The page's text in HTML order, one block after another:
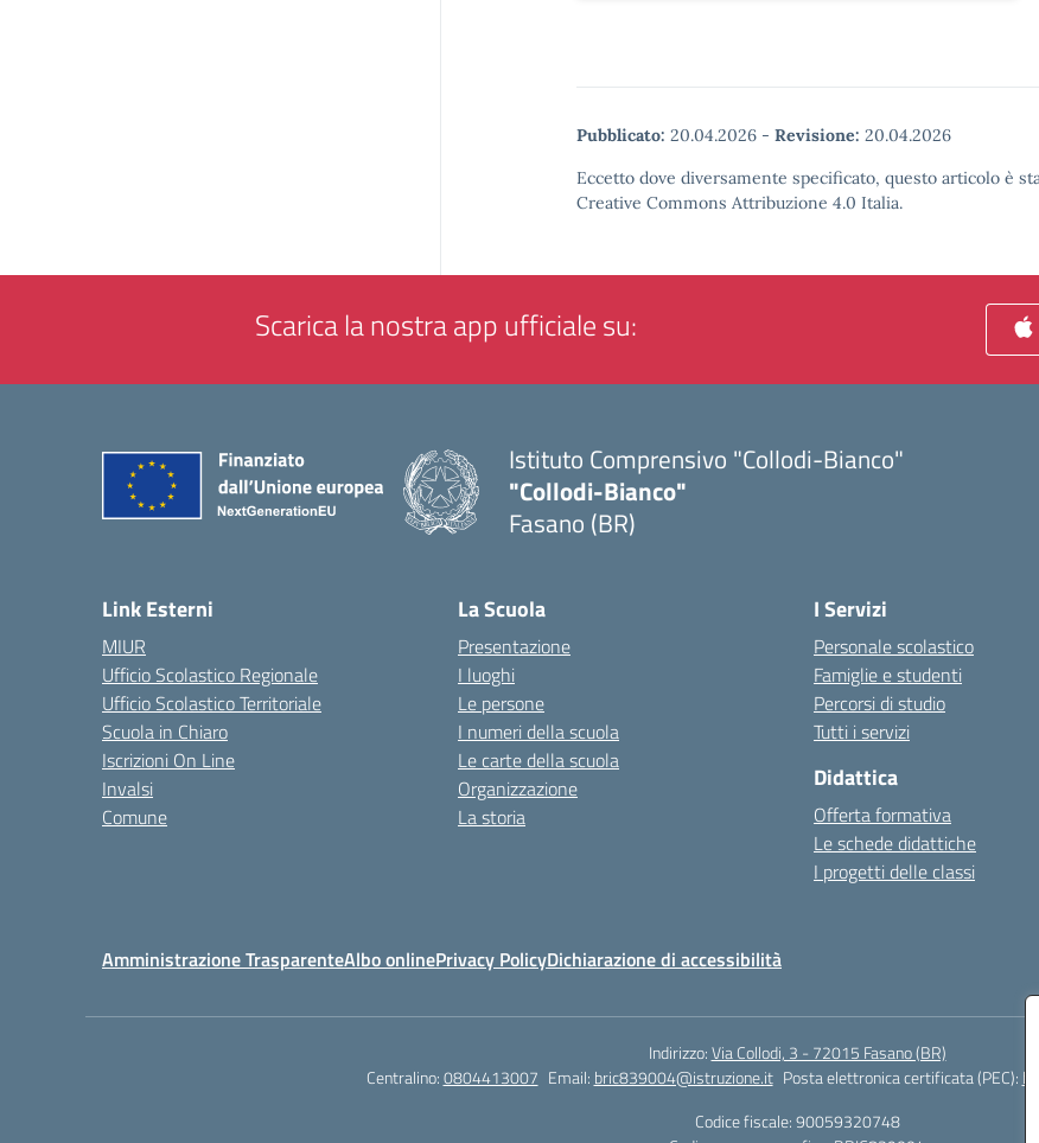
Pubblicato: 20.04.2026 - Revisione: 20.04.2026
Eccetto dove diversamente specificato, questo articolo è
Creative Commons Attribuzione 4.0 Italia.
Scarica la nostra app ufficiale su:
Istituto Comprensivo "Collodi-Bianco"
"Collodi-Bianco"
Fasano (BR)
Link Esterni
MIUR
Ufficio Scolastico Regionale
Ufficio Scolastico Territoriale
Scuola in Chiaro
Iscrizioni On Line
Invalsi
Comune
La Scuola
Presentazione
I luoghi
Le persone
I numeri della scuola
Le carte della scuola
Organizzazione
La storia
I Servizi
Personale scolastico
Famiglie e studenti
Percorsi di studio
Tutti i servizi
Didattica
Offerta formativa
Le schede didattiche
I progetti delle classi
Amministrazione TrasparenteAlbo onlinePrivacy PolicyDichiarazione di accessibilità
Indirizzo:Via Collodi, 3 - 72015 Fasano (BR)
Centralino:0804413007 Email: bric839004@istruzione.it Posta elettronica certificata (PEC):
Codice fiscale: 90059320748